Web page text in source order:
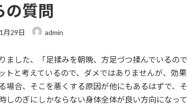
の質問
月29日 admin
ました、「足揉みを朝晩、方足づつ揉んでいるの
と考えているので、ダメではありませんが、効
場合、そこを悪くする原因が他にもあるはずで、
しのぎにしかならない身体全体が良い方向になっ